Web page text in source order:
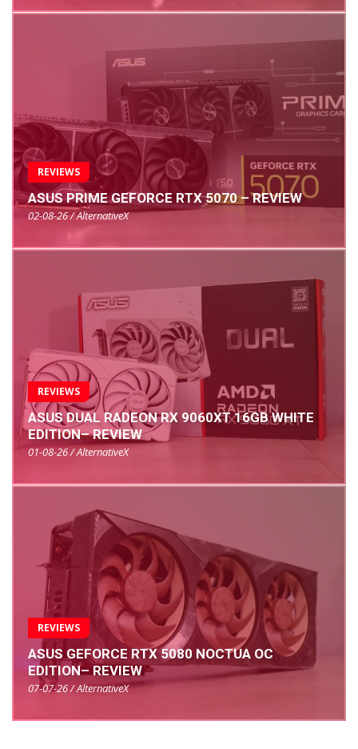
REVIEWS
ASUS PRIME GEFORCE RTX 5070 – REVIEW
02-08-26 / AlternativeX
REVIEWS
ASUS DUAL RADEON RX 9060XT 16GB WHITE
EDITION– REVIEW
01-08-26 / AlternativeX
REVIEWS
ASUS GEFORCE RTX 5080 NOCTUA OC
EDITION– REVIEW
07-07-26 / AlternativeX